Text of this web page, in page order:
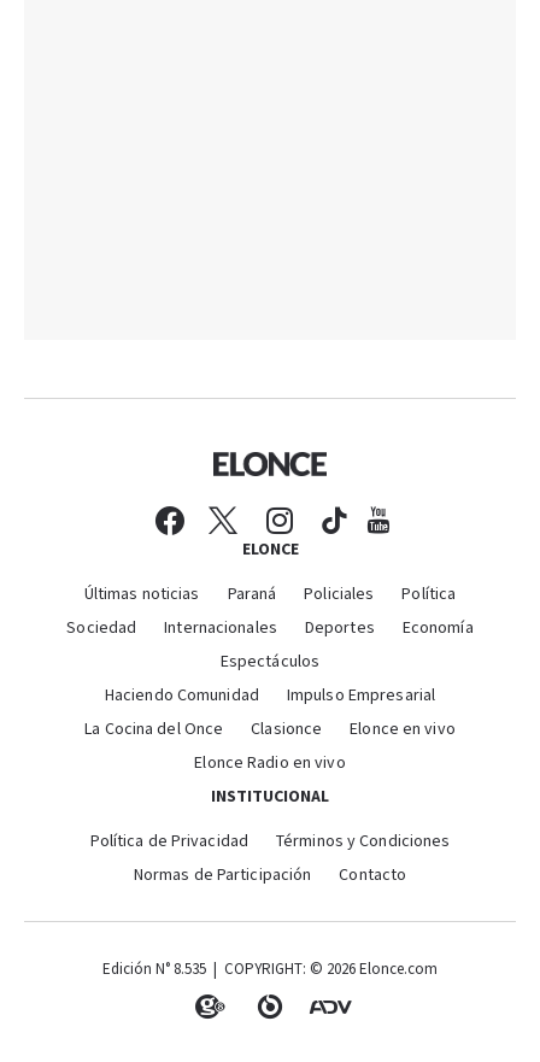
ELONCE
Últimas noticias Paraná Policiales
Política
Sociedad
Internacionales Deportes
Economía
Espectáculos
Haciendo Comunidad
Impulso Empresarial
La Cocina del Once
Clasionce
Elonce en vivo
Elonce Radio en vivo
INSTITUCIONAL
Política de Privacidad
Términos y Condiciones
Normas de Participación
Contacto
Edición N° 8.535 | COPYRIGHT: © 2026 Elonce.com